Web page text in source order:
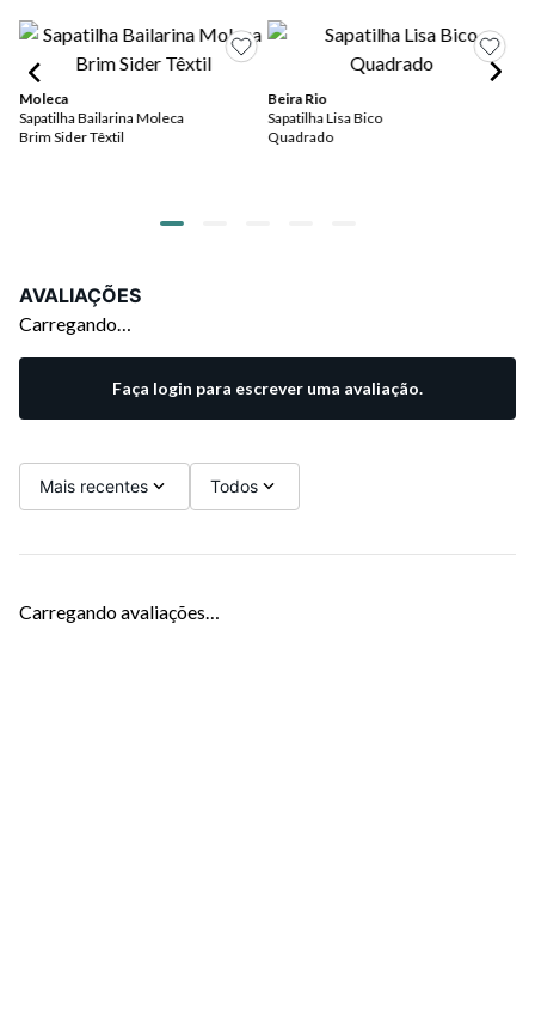
Moleca
Sapatilha Bailarina Moleca
Brim Sider Têxtil
Beira Rio
Sapatilha Lisa Bico
Quadrado
AVALIAÇÕES
Carregando…
Faça login para escrever uma avaliação.
Mais recentes Todos
Carregando avaliações…